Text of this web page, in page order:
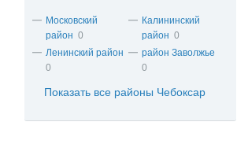
Московский
район 0
Ленинский район
0
Калининский
район 0
район Заволжье
0
Показать все районы Чебоксар